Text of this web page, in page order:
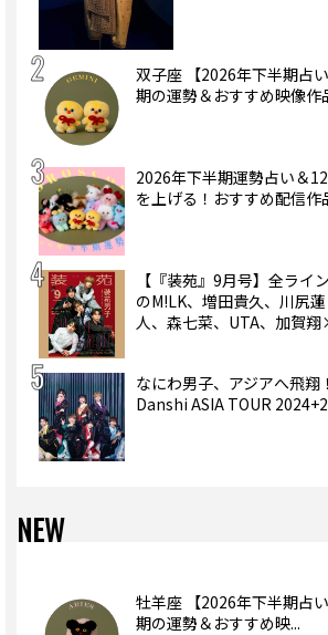
双子座 【2026年下半期占
期の運勢＆おすすめ映像作
2026年下半期運勢占い＆
を上げる！おすすめ配信作
【『装苑』9月号】全ライ
のM!LK、増田貴久、川尻
人、森七菜、UTA、加賀
なにわ男子、アジアへ飛
Danshi ASIA TOUR
NEW
牡羊座 【2026年下半期占
期の運勢＆おすすめ映...